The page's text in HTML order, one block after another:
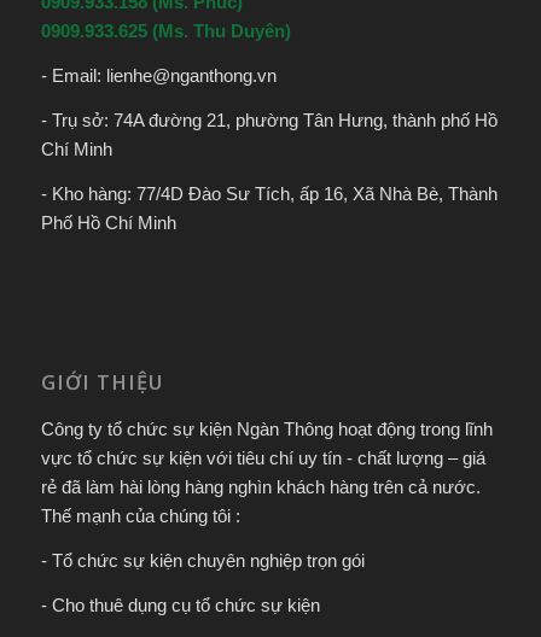
0909.933.625 (Ms. Thu Duyên)
- Email: lienhe@nganthong.vn
- Trụ sở: 74A đường 21, phường Tân Hưng, thành phố Hồ
Chí Minh
- Kho hàng: 77/4D Đào Sư Tích, ấp 16, Xã Nhà Bè, Thành
Phố Hồ Chí Minh
GIỚI THIỆU
Công ty tổ chức sự kiện Ngàn Thông hoạt động trong lĩnh
vực tổ chức sự kiện với tiêu chí uy tín - chất lượng – giá
rẻ đã làm hài lòng hàng nghìn khách hàng trên cả nước.
Thế mạnh của chúng tôi :
- Tổ chức sự kiện chuyên nghiệp trọn gói
- Cho thuê dụng cụ tổ chức sự kiện